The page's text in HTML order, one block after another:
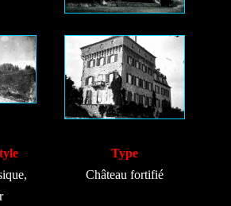
Type
Château fortifié